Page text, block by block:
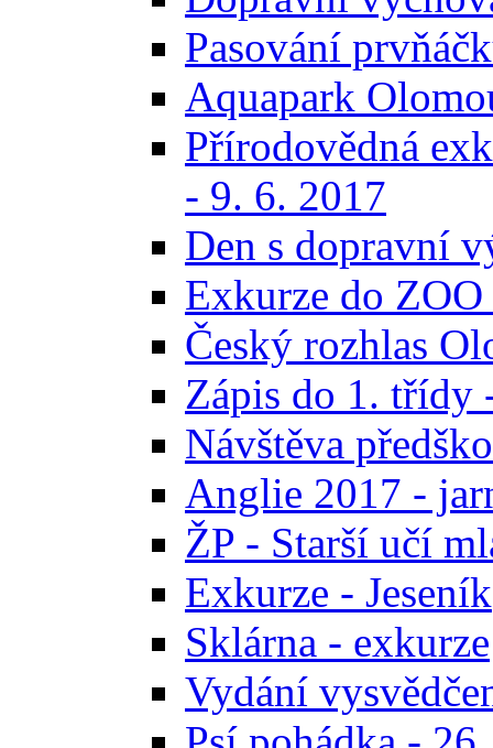
Pasování
Aquapark
Přírodovědná
- 9. 6. 2017
Den s dopravní
Exkurze do
Český rozhlas
Zápis do 1. třídy
Návštěva
Anglie 2017 -
ŽP - Starší učí
Exkurze - Jeseník
Sklárna - exkurze
Vydání